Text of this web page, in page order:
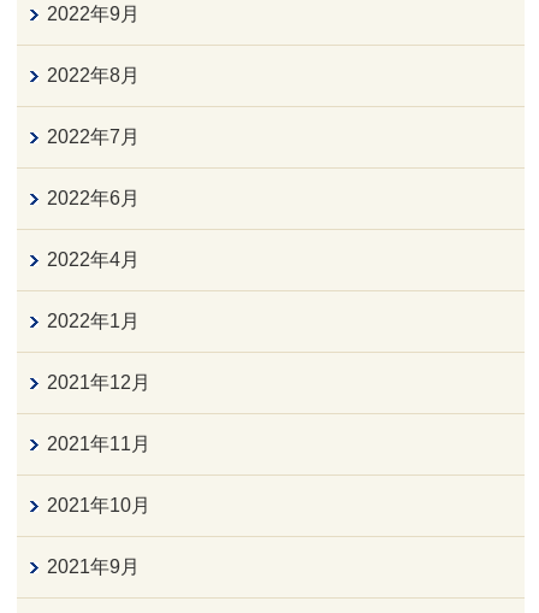
2022年9月
2022年8月
2022年7月
2022年6月
2022年4月
2022年1月
2021年12月
2021年11月
2021年10月
2021年9月